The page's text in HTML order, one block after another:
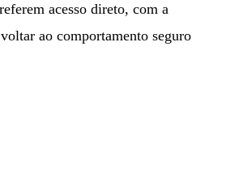
acesso direto, com a
ao comportamento seguro